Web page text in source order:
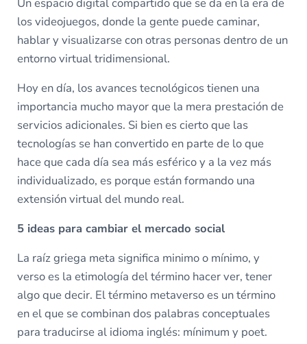
Un espacio digital compartido que se da en la era de
los videojuegos, donde la gente puede caminar,
hablar y visualizarse con otras personas dentro de un
entorno virtual tridimensional.
Hoy en día, los avances tecnológicos tienen una
importancia mucho mayor que la mera prestación de
servicios adicionales. Si bien es cierto que las
tecnologías se han convertido en parte de lo que
hace que cada día sea más esférico y a la vez más
individualizado, es porque están formando una
extensión virtual del mundo real.
5 ideas para cambiar el mercado social
La raíz griega meta significa minimo o mínimo, y
verso es la etimología del término hacer ver, tener
algo que decir. El término metaverso es un término
en el que se combinan dos palabras conceptuales
para traducirse al idioma inglés: mínimum y poet.